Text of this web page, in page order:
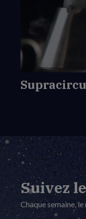
Suivez
Chaque semaine,